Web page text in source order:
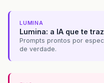
LUMINA
Lumina: a IA que te
Prompts prontos por
de verdade.